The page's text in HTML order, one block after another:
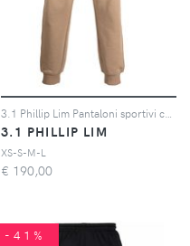
3.1 PHILLIP LIM
XS-S-M-L
€ 190,00
-41%